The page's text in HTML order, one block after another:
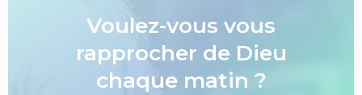
Voulez-vous vous
rapprocher de Dieu
chaque matin ?